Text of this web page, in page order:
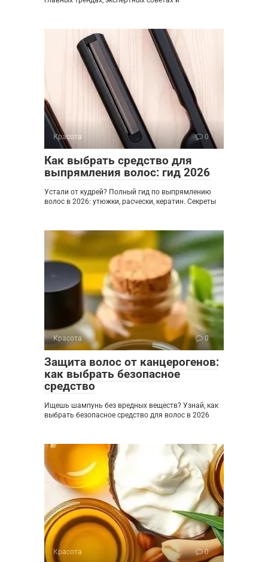
Красота 0
Как выбрать средство для
выпрямления волос: гид 2026
Устали от кудрей? Полный гид по выпрямлению
волос в 2026: утюжки, расчески, кератин. Секреты
Красота 0
Защита волос от канцерогенов:
как выбрать безопасное
средство
Ищешь шампунь без вредных веществ? Узнай, как
выбрать безопасное средство для волос в 2026
Красота 0